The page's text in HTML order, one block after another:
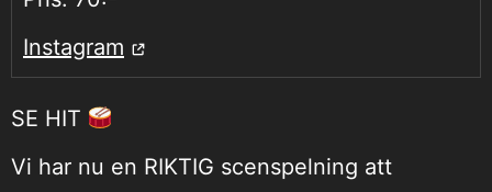
Instagram
SE HIT
Vi har nu en RIKTIG scenspelning att